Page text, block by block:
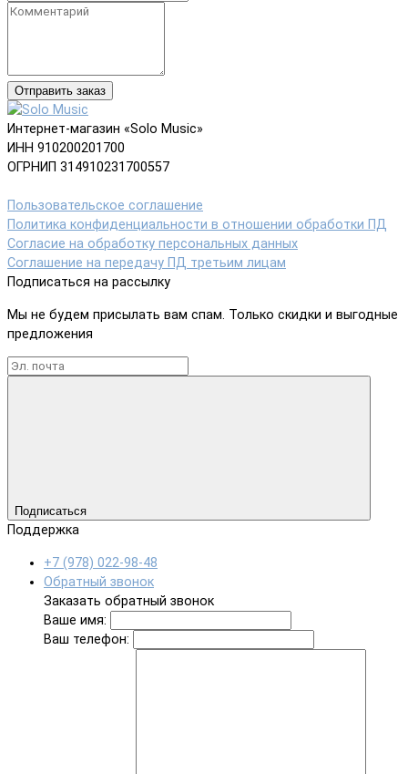
Отправить заказ
Интернет-магазин «Solo Music»
ИНН 910200201700
ОГРНИП 314910231700557
Пользовательское соглашение
Политика конфиденциальности в отношении обработки ПД
Согласие на обработку персональных данных
Соглашение на передачу ПД третьим лицам
Подписаться на рассылку
Мы не будем присылать вам спам. Только скидки и выгодные
предложения
Подписаться
Поддержка
+7 (978) 022-98-48
Обратный звонок
Заказать обратный звонок
Ваше имя:
Ваш телефон: